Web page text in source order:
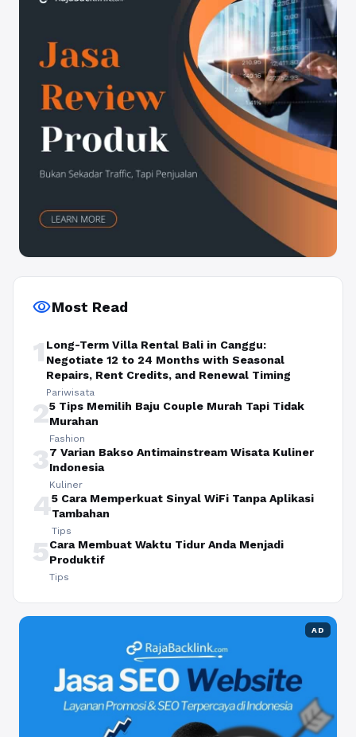
visibilityMost Read
1 Long-Term Villa Rental Bali in Canggu:
Negotiate 12 to 24 Months with Seasonal
Repairs, Rent Credits, and Renewal Timing
Pariwisata
25 Tips Memilih Baju Couple Murah Tapi Tidak
Murahan
Fashion
37 Varian Bakso Antimainstream Wisata Kuliner
Indonesia
Kuliner
45 Cara Memperkuat Sinyal WiFi Tanpa Aplikasi
Tambahan
Tips
5Cara Membuat Waktu Tidur Anda Menjadi
Produktif
Tips
AD